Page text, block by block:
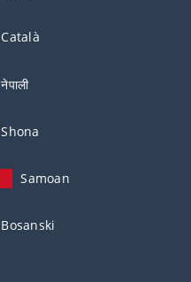
Català
नेपाली
Shona
Samoan
Bosanski